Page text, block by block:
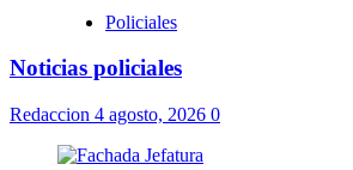
Policiales
Noticias policiales
Redaccion 4 agosto, 2026 0